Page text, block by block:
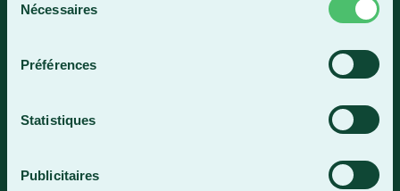
Nécessaires
Préférences
Statistiques
Publicitaires
4409, rue Dollard
Lundi-vendredi : 8 h à 16 h